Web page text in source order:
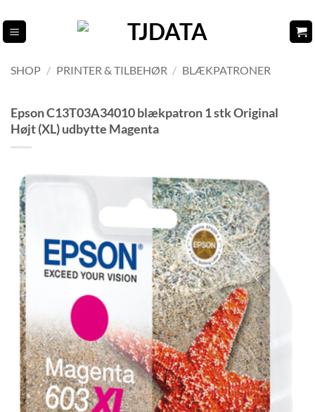
til
indhold
SHOP / PRINTER & TILBEHØR / BLÆKPATRONER
Epson C13T03A34010 blækpatron 1 stk Original
Højt (XL) udbytte Magenta